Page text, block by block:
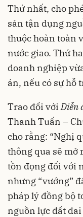
Thứ nhất, cho
sản tận dụng
thuộc hoàn toàn
nước giao. Thứ
doanh nghiệp
án, nếu có sự hỗ
Trao đổi vớiDiễn
Thanh Tuấn –
cho rằng: “Nghị
thông qua sẽ mở
tồn đọng đối với
nhưng “vướng”
pháp lý đồng bộ
nguồn lực đất